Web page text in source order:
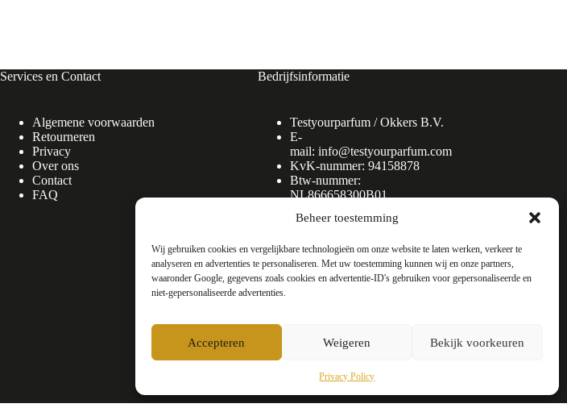
Beheer toestemming
Wij gebruiken cookies en vergelijkbare technologieën om onze website te laten werken, verkeer te
analyseren en advertenties te personaliseren. Met uw toestemming kunnen wij en onze partners,
waaronder Google, gegevens zoals cookies en advertentie-ID's gebruiken voor gepersonaliseerde en
niet-gepersonaliseerde advertenties.
Accepteren Weigeren Bekijk voorkeuren
Privacy Policy
Services en Contact
Algemene voorwaarden
Retourneren
Privacy
Over ons
Contact
FAQ
Bedrijfsinformatie
Testyourparfum /Okkers B.V.
E-
mail: info@testyourparfum.com
KvK-nummer: 94158878
Btw-nummer:
NL866658300B01